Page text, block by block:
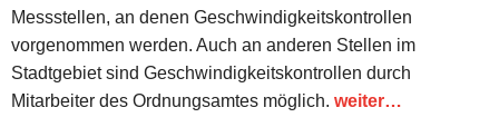
Messstellen, an denen Geschwindigkeitskontrollen
vorgenommen werden. Auch an anderen Stellen im
Stadtgebiet sind Geschwindigkeitskontrollen durch
Mitarbeiter des Ordnungsamtes möglich. weiter…